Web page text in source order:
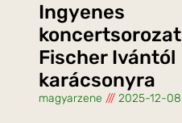
Ingyenes
koncertsorozat
Fischer Ivántól
karácsonyra
magyarzene 2025-12-08